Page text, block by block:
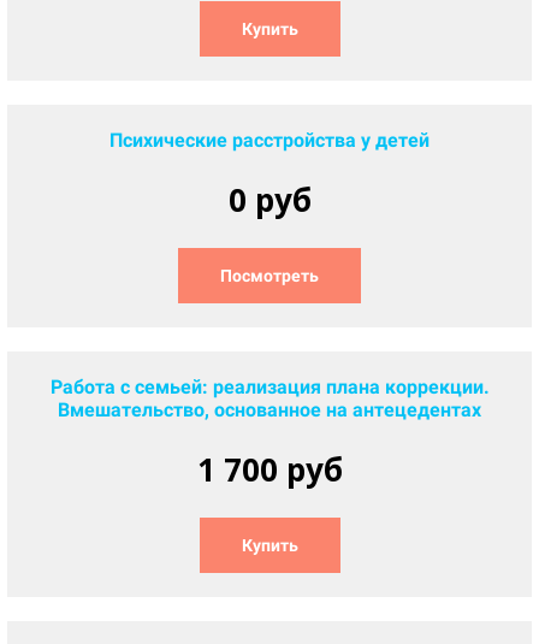
Купить
Психические расстройства у детей
0 руб
Посмотреть
Работа с семьей: реализация плана коррекции.
Вмешательство, основанное на антецедентах
1 700 руб
Купить